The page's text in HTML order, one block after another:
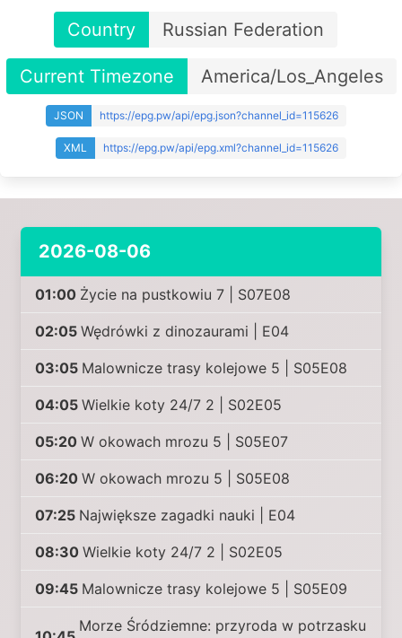
Country Russian Federation
Current Timezone America/Los_Angeles
JSON https://epg.pw/api/epg.json?channel_id=115626
XML https://epg.pw/api/epg.xml?channel_id=115626
2026-08-06
01:00 Życie na pustkowiu 7 | S07E08
02:05 Wędrówki z dinozaurami | E04
03:05 Malownicze trasy kolejowe 5 | S05E08
04:05 Wielkie koty 24/7 2 | S02E05
05:20 W okowach mrozu 5 | S05E07
06:20 W okowach mrozu 5 | S05E08
07:25 Największe zagadki nauki | E04
08:30 Wielkie koty 24/7 2 | S02E05
09:45 Malownicze trasy kolejowe 5 | S05E09
Morze Śródziemne: przyroda w potrzasku